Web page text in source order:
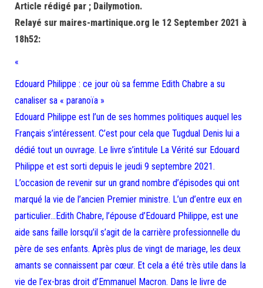
Article rédigé par ; Dailymotion.
Relayé sur maires-martinique.org le 12 September 2021 à
18h52:
«
Edouard Philippe : ce jour où sa femme Edith Chabre a su
canaliser sa « paranoïa »
Edouard Philippe est l’un de ses hommes politiques auquel les
Français s’intéressent. C’est pour cela que Tugdual Denis lui a
dédié tout un ouvrage. Le livre s’intitule La Vérité sur Edouard
Philippe et est sorti depuis le jeudi 9 septembre 2021.
L’occasion de revenir sur un grand nombre d’épisodes qui ont
marqué la vie de l’ancien Premier ministre. L’un d’entre eux en
particulier…Edith Chabre, l’épouse d’Edouard Philippe, est une
aide sans faille lorsqu’il s’agit de la carrière professionnelle du
père de ses enfants. Après plus de vingt de mariage, les deux
amants se connaissent par cœur. Et cela a été très utile dans la
vie de l’ex-bras droit d’Emmanuel Macron. Dans le livre de